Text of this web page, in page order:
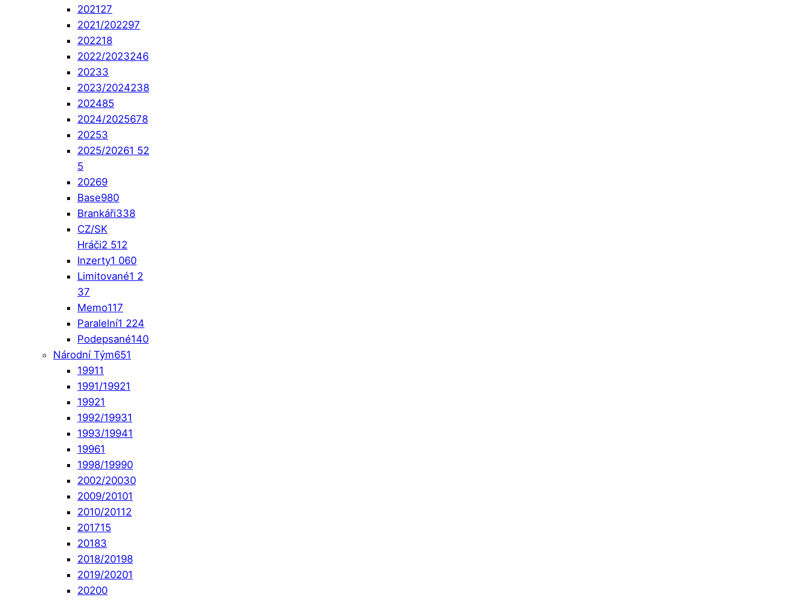
202127
2021/202297
202218
2022/2023246
20233
2023/2024238
202485
2024/2025678
20253
2025/20261 52
5
20269
Base980
Brankáři338
CZ/SK
Hráči2 512
Inzerty1 060
Limitované1 2
37
Memo117
Paralelní1 224
Podepsané140
Národní Tým651
19911
1991/19921
19921
1992/19931
1993/19941
19961
1998/19990
2002/20030
2009/20101
2010/20112
201715
20183
2018/20198
2019/20201
20200